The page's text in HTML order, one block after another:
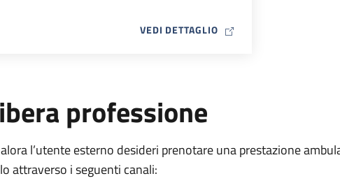
VEDI DETTAGLIOMAP ICON
professione
l’utente esterno desideri prenotare una prestazione
attraverso i seguenti canali: